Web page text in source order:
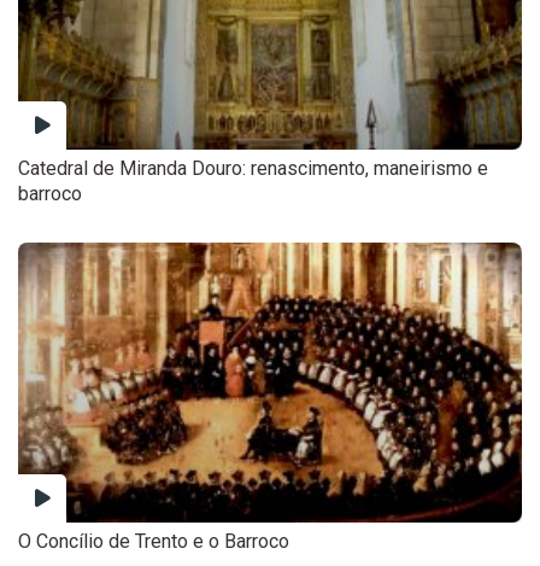
Catedral de Miranda Douro: renascimento, maneirismo e
barroco
O Concílio de Trento e o Barroco